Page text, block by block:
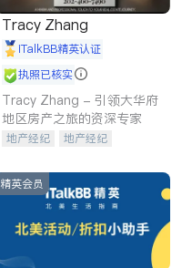
Tracy Zhang
iTalkBB精英认证
执照已核实
Tracy Zhang - 引领大华府
地区房产之旅的资深专家
地产经纪
地产经纪
商铺租售
精英会员